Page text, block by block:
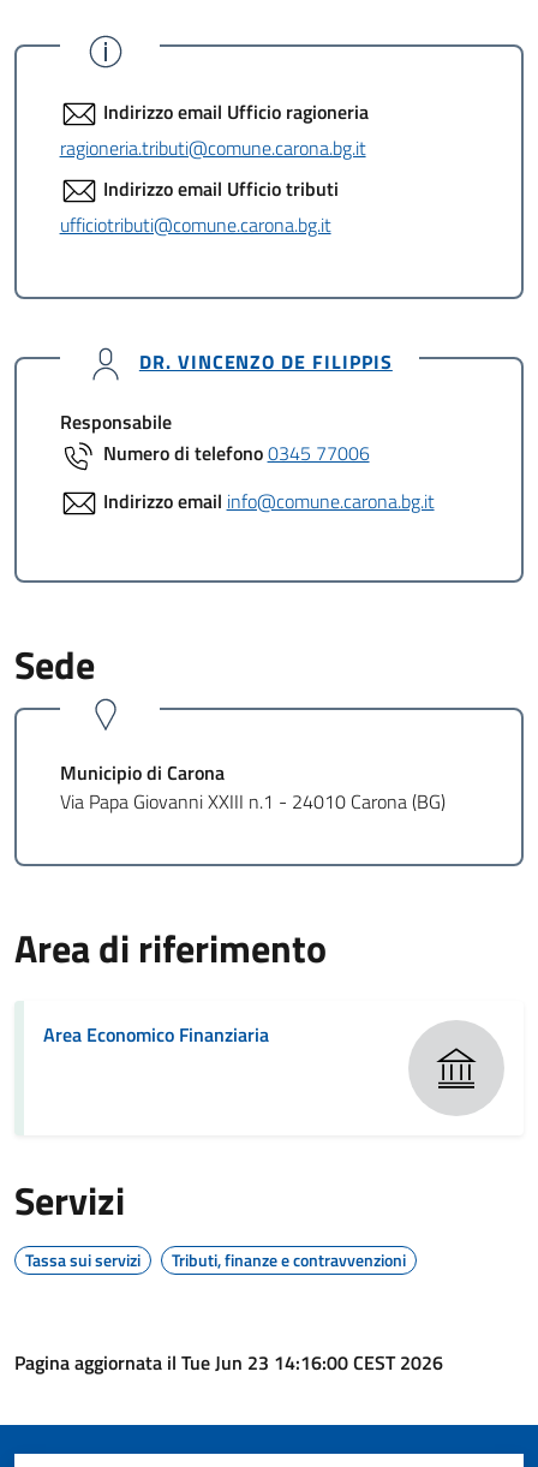
Indirizzo email Ufficio ragioneria
ragioneria.tributi@comune.carona.bg.it
Indirizzo email Ufficio tributi
ufficiotributi@comune.carona.bg.it
DR. VINCENZO DE FILIPPIS
Responsabile
Numero di telefono0345 77006
Indirizzo email info@comune.carona.bg.it
Sede
Municipio di Carona
Via Papa Giovanni XXIII n.1 - 24010 Carona (BG)
Area di riferimento
Area Economico Finanziaria
Servizi
Tassa sui servizi Tributi, finanze e contravvenzioni
Pagina aggiornata il Tue Jun 23 14:16:00 CEST 2026